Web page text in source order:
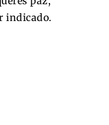
indicado.